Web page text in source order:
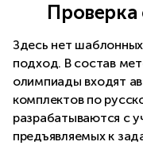
Проверка
Здесь нет
подход. В состав
олимпиады входят
комплектов по
разрабатываются с
предъявляемых к